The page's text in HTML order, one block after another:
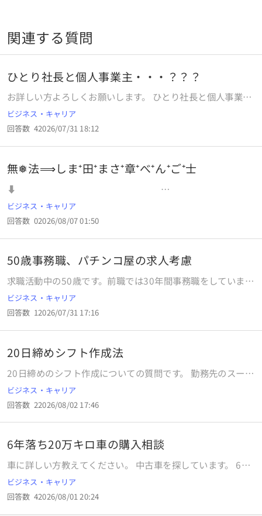
関連する質問
ひとり社長と個人事業主・・・？？？
お詳しい方よろしくお願いします。 ひとり社長と個人事業主
って、どこがちがうんですか？？
ビジネス・キャリア
回答数 42026/07/31 18:12
無❅法⟹しま⁺田⁺まさ⁺章⁺べ⁺ん⁺ご⁺士
⬇
ビジネス・キャリア
回答数 02026/08/07 01:50
50歳事務職、パチンコ屋の求人考慮
求職活動中の50歳です。前職では30年間事務職をしていまし
たが、専門的な事務だったため、同様の求人は見つかりませ
ん。田舎に住んでいるため事務の求人は少なく、あったとし
てもパート程度です。特に、社会保険がある求人を希望して
います。 最近、たまたまパチンコ屋さんの求人を見つけまし
ンコをしたことがなく、これまで事務職しか経験がないた
め、私に務まるかどうか不安です。 現在パチンコ屋さんで働
いている方に、仕事内容についてお聞きしたいです。
ビジネス・キャリア
回答数 12026/07/31 17:16
20日締めシフト作成法
20日締めのシフト作成についての質問です。 勤務先のスーパ
ーのシフト公開がいつも遅く、社員のシフト作成を肩代わり
する話でおちついたのですが、今まで紙に記入していく方式
→最終的に職場の管理PCに打ち込み確定の流れでした。 毎
度紙に書くのも疲れてきたので、自宅PCにて何かしらのツー
20日締めのテンプレが中々見つかりません。 似た条件の月
度シフトでシフト作成されている方はどういったものを利用
されているのか宜しければご教授願います。 Excel等は中々
利用した事がなく、マクロや関数についての知識が全くない
のですが条件を考えるとそちらが無難になりそうですかね…
ビジネス・キャリア
回答数 22026/08/02 17:46
6年落ち20万キロ車の購入相談
車に詳しい方教えてください。 中古車を探しています。 6年
落ち、20万キロの車が販売されていました。買わない方がい
いですか？
ビジネス・キャリア
回答数 42026/08/01 20:24